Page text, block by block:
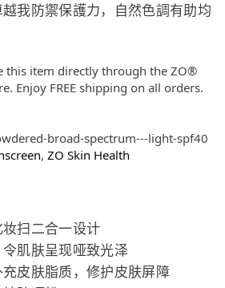
我防禦保護力，自然色調有助均
this item directly through the ZO®
Enjoy FREE shipping on all orders.
broad-spectrum---light-spf40
, ZO Skin Health
扫二合一设计
肌肤呈现哑致光泽
皮肤脂质，修护皮肤屏障